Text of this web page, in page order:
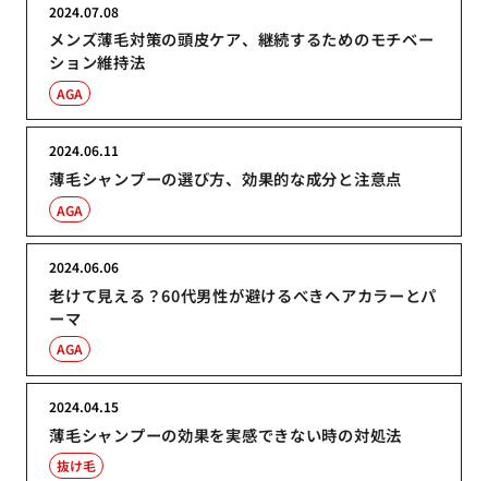
メンズ薄毛対策の頭皮ケア、継続するためのモチベー
ション維持法
2024.07.08
AGA
薄毛シャンプーの選び方、効果的な成分と注意点
2024.06.11
AGA
老けて見える？60代男性が避けるべきヘアカラーとパ
ーマ
2024.06.06
AGA
薄毛シャンプーの効果を実感できない時の対処法
2024.04.15
抜け毛